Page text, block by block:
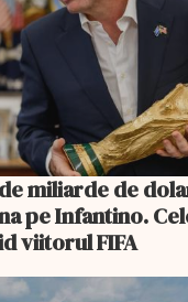
miliarde de
pe Infantino.
viitorul FIFA